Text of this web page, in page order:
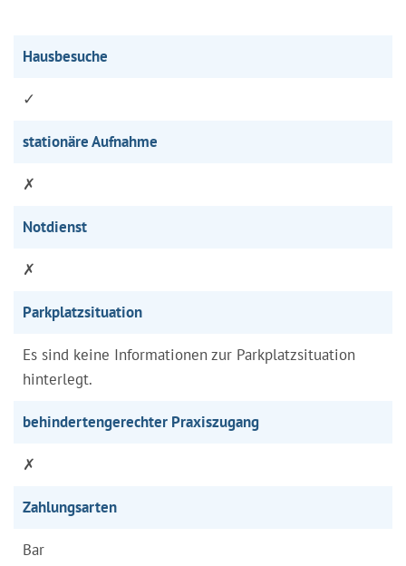
Hausbesuche
✓
stationäre Aufnahme
✗
Notdienst
✗
Parkplatzsituation
Es sind keine Informationen zur Parkplatzsituation
hinterlegt.
behindertengerechter Praxiszugang
✗
Zahlungsarten
Bar